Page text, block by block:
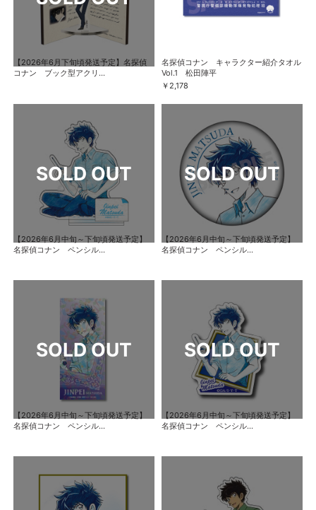
【2026年6月下旬頃発送予定】名探偵
コナン ブック型アクリ...
名探偵コナン キャラクター紹介タオル
Vol.1 松田陣平
￥2,178
【2026年6月中旬～下旬頃発送予定】
名探偵コナン ペンシル...
【2026年6月中旬～下旬頃発送予定】
名探偵コナン ペンシル...
【2026年6月中旬～下旬頃発送予定】
名探偵コナン ペンシル...
【2026年6月中旬～下旬頃発送予定】
名探偵コナン ペンシル...